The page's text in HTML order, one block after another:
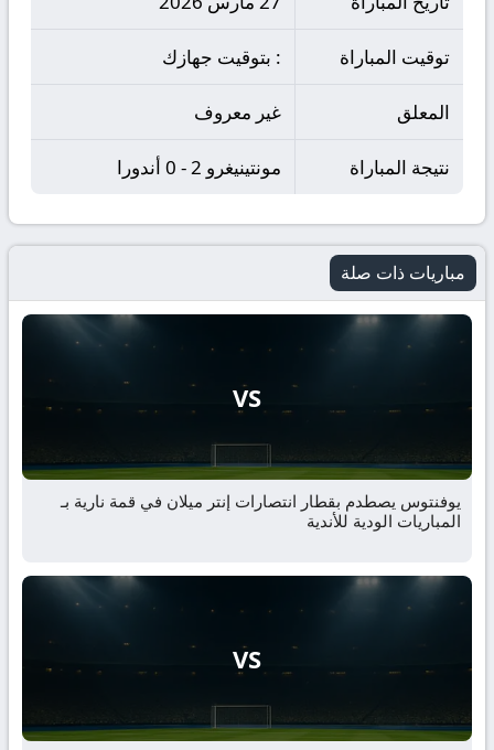
توقيت المباراة : بتوقيت جهازك
المعلق غير معروف
نتيجة المباراة مونتينيغرو 2 - 0 أندورا
مباريات ذات صلة
VS
يوفنتوس يصطدم بقطار انتصارات إنتر ميلان في قمة نارية بـ
المباريات الودية للأندية
VS